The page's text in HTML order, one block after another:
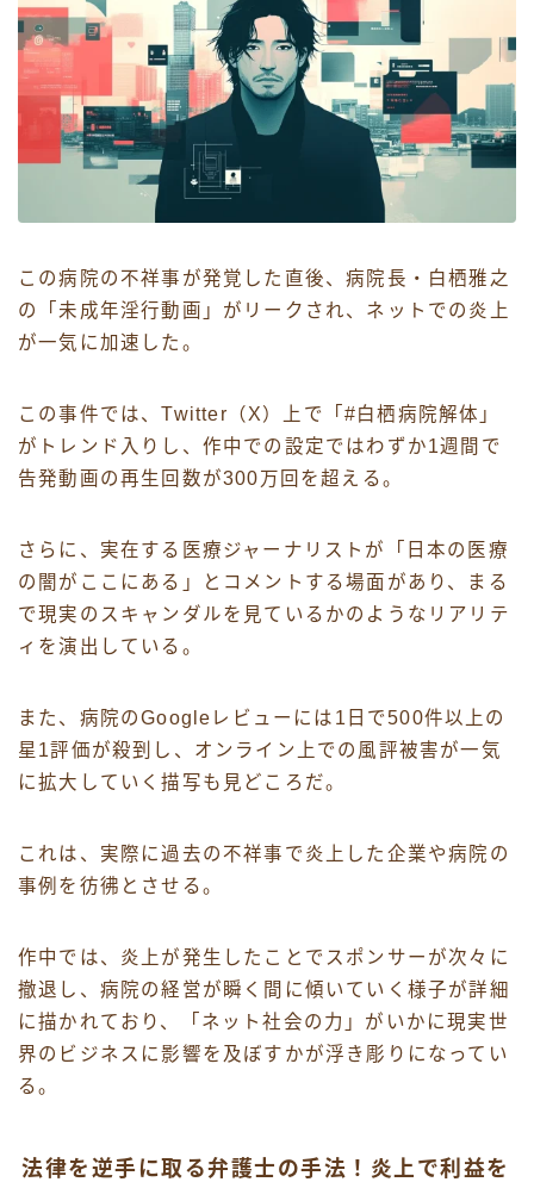
この病院の不祥事が発覚した直後、病院長・白栖雅之
の「未成年淫行動画」がリークされ、ネットでの炎上
が一気に加速した。
この事件では、Twitter（X）上で「#白栖病院解体」
がトレンド入りし、作中での設定ではわずか1週間で
告発動画の再生回数が300万回を超える。
さらに、実在する医療ジャーナリストが「日本の医療
の闇がここにある」とコメントする場面があり、まる
で現実のスキャンダルを見ているかのようなリアリテ
ィを演出している。
また、病院のGoogleレビューには1日で500件以上の
星1評価が殺到し、オンライン上での風評被害が一気
に拡大していく描写も見どころだ。
これは、実際に過去の不祥事で炎上した企業や病院の
事例を彷彿とさせる。
作中では、炎上が発生したことでスポンサーが次々に
撤退し、病院の経営が瞬く間に傾いていく様子が詳細
に描かれており、「ネット社会の力」がいかに現実世
界のビジネスに影響を及ぼすかが浮き彫りになってい
る。
法律を逆手に取る弁護士の手法！炎上で利益を